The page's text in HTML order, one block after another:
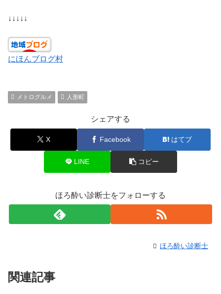
↓↓↓↓↓
にほんブログ村
メトログルメ 人形町
シェアする
X Facebook はてブ
LINE コピー
ほろ酔い診断士をフォローする
ほろ酔い診断士
関連記事